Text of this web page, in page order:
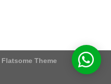
Flatsome Theme